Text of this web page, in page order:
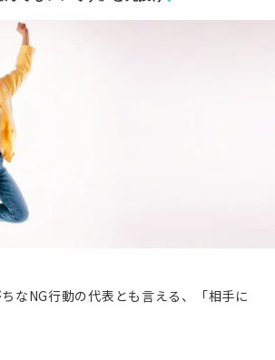
なNG行動の代表とも言える、「相手に